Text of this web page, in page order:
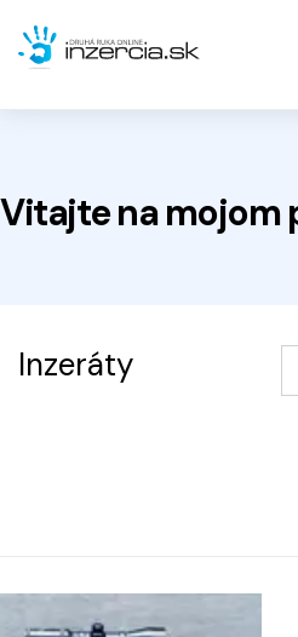
Vitajte na mojom
Inzeráty